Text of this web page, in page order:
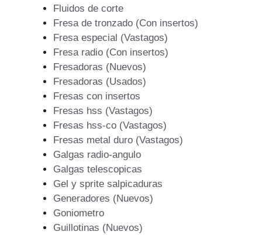
Fluidos de corte
Fresa de tronzado (Con insertos)
Fresa especial (Vastagos)
Fresa radio (Con insertos)
Fresadoras (Nuevos)
Fresadoras (Usados)
Fresas con insertos
Fresas hss (Vastagos)
Fresas hss-co (Vastagos)
Fresas metal duro (Vastagos)
Galgas radio-angulo
Galgas telescopicas
Gel y sprite salpicaduras
Generadores (Nuevos)
Goniometro
Guillotinas (Nuevos)